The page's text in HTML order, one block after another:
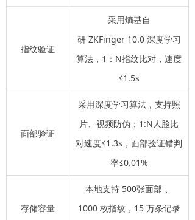
指纹验证
采用熵基自
研 ZKFinger 10.0 深度学习
算法，1：N指纹比对，速度
≤1.5s
面部验证
采用深度学习算法，支持照
片、视频防伪；1:N人脸比
对速度≤1.3s，面部验证错判
率≤0.01%
存储容量
本地支持 500张面部 、
1000 枚指纹，15 万条记录